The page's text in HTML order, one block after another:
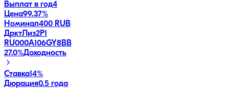
Выплат в год4
Цена99.37%
Номинал400 RUB
ДрктЛиз2Р1
RU000A106GY8BB
27.0%Доходность
Ставка14%
Дюрация0.5 года